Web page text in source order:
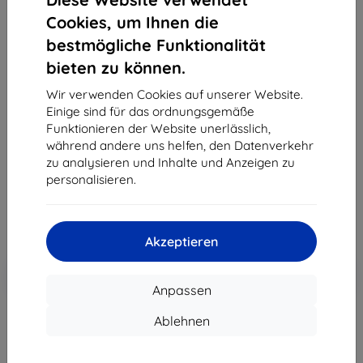
Cookies, um Ihnen die
bestmögliche Funktionalität
bieten zu können.
Wir verwenden Cookies auf unserer Website.
Einige sind für das ordnungsgemäße
Funktionieren der Website unerlässlich,
während andere uns helfen, den Datenverkehr
zu analysieren und Inhalte und Anzeigen zu
personalisieren.
Akzeptieren
Anpassen
Ablehnen
3MK Foil 1UP Xiaomi Mi 11 Lite 4G / 5G Gaming-
Folie, 3 Stk.
Geeignet für: Xiaomi Mi 11 Lite
Produktbeschreibung
21,90 €
19,71 €
ohne MWSt
Rabatt mit Gutschein
In den